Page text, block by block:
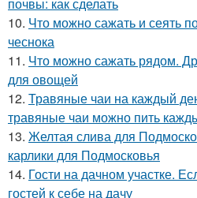
10. Что можно сажать и сеять
чеснока
11. Что можно сажать рядом.
для овощей
12. Травяные чаи на каждый
травяные чаи можно пить
13. Желтая слива для
карлики для Подмосковья
14. Гости на дачном участке.
гостей к себе на дачу